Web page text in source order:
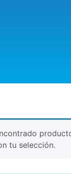
tu selección.